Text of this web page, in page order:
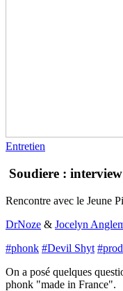
Entretien
Soudiere : interview
Rencontre avec le Jeune
DrNoze & Jocelyn
#phonk #Devil Shyt
On a posé quelques
phonk "made in France".